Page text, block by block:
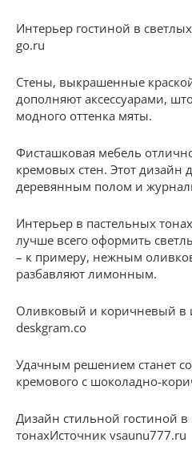
Интерьер гостиной в
go.ru
Стены, выкрашенные
дополняют аксессуарами,
модного оттенка мяты.
Фисташковая мебель
кремовых стен. Этот
деревянным полом и
Интерьер в пастельных
лучше всего оформить
– к примеру, нежным
разбавляют лимонным.
Оливковый и коричневый в
deskgram.co
Удачным решением станет
кремового с шоколадно-
Дизайн стильной гостиной в
тонахИсточник vsaunu777.ru